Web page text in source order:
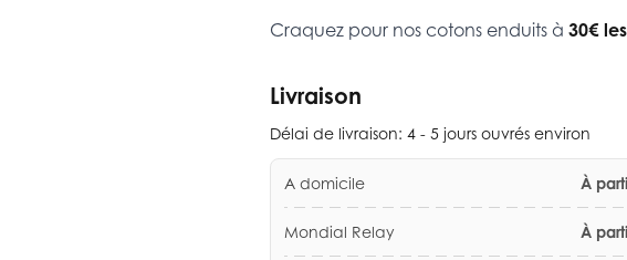
Craquez pour nos cotons enduits à 30€
Livraison
Délai de livraison: 4 - 5 jours ouvrés environ
A domicile À
Mondial Relay À